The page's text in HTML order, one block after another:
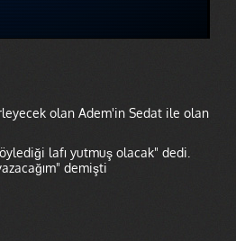
olan Adem'in Sedat ile olan
lafı yutmuş olacak" dedi.
demişti